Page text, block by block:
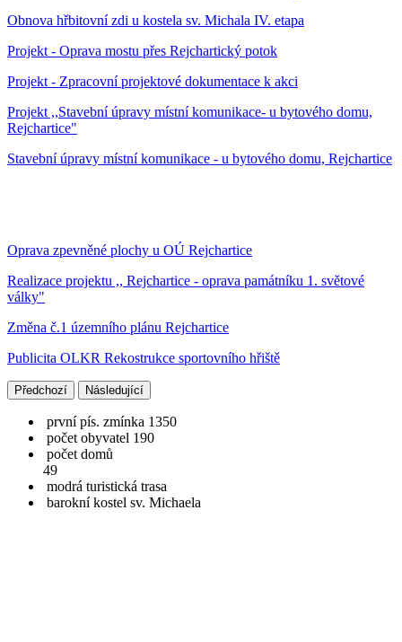
Obnova hřbitovní zdi u kostela sv. Michala IV. etapa
Projekt - Oprava mostu přes Rejchartický potok
Projekt - Zpracovní projektové dokumentace k akci
Projekt ,,Stavební úpravy místní komunikace- u bytového domu,
Rejchartice"
Stavební úpravy místní komunikace - u bytového domu, Rejchartice
Oprava zpevněné plochy u OÚ Rejchartice
Realizace projektu ,, Rejchartice - oprava památníku 1. světové
války"
Změna č.1 územního plánu Rejchartice
Publicita OLKR Rekostrukce sportovního hřiště
Předchozí Následující
první pís. zmínka 1350
počet obyvatel 190
počet domů
49
modrá turistická trasa
barokní kostel sv. Michaela